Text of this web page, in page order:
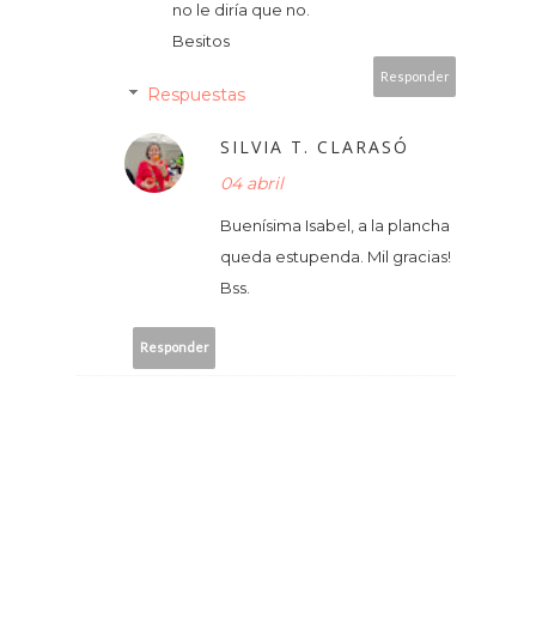
no le diría que no.
Besitos
Responder
Respuestas
SILVIA T. CLARASÓ
04 abril
Buenísima Isabel, a la plancha
queda estupenda. Mil gracias!
Bss.
Responder